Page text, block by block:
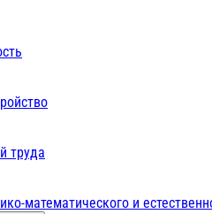
труда
математического и